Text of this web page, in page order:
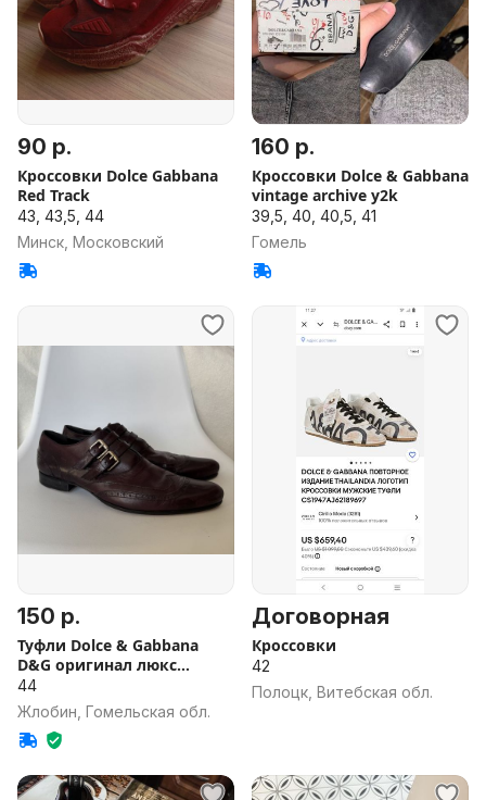
90 р.
Кроссовки Dolce Gabbana
Red Track
43, 43,5, 44
Минск, Московский
160 р.
Кроссовки Dolce & Gabbana
vintage archive y2k
39,5, 40, 40,5, 41
Гомель
150 р.
Туфли Dolce & Gabbana
D&G оригинал люкс
винтаж
44
Жлобин, Гомельская обл.
Договорная
Кроссовки
42
Полоцк, Витебская обл.